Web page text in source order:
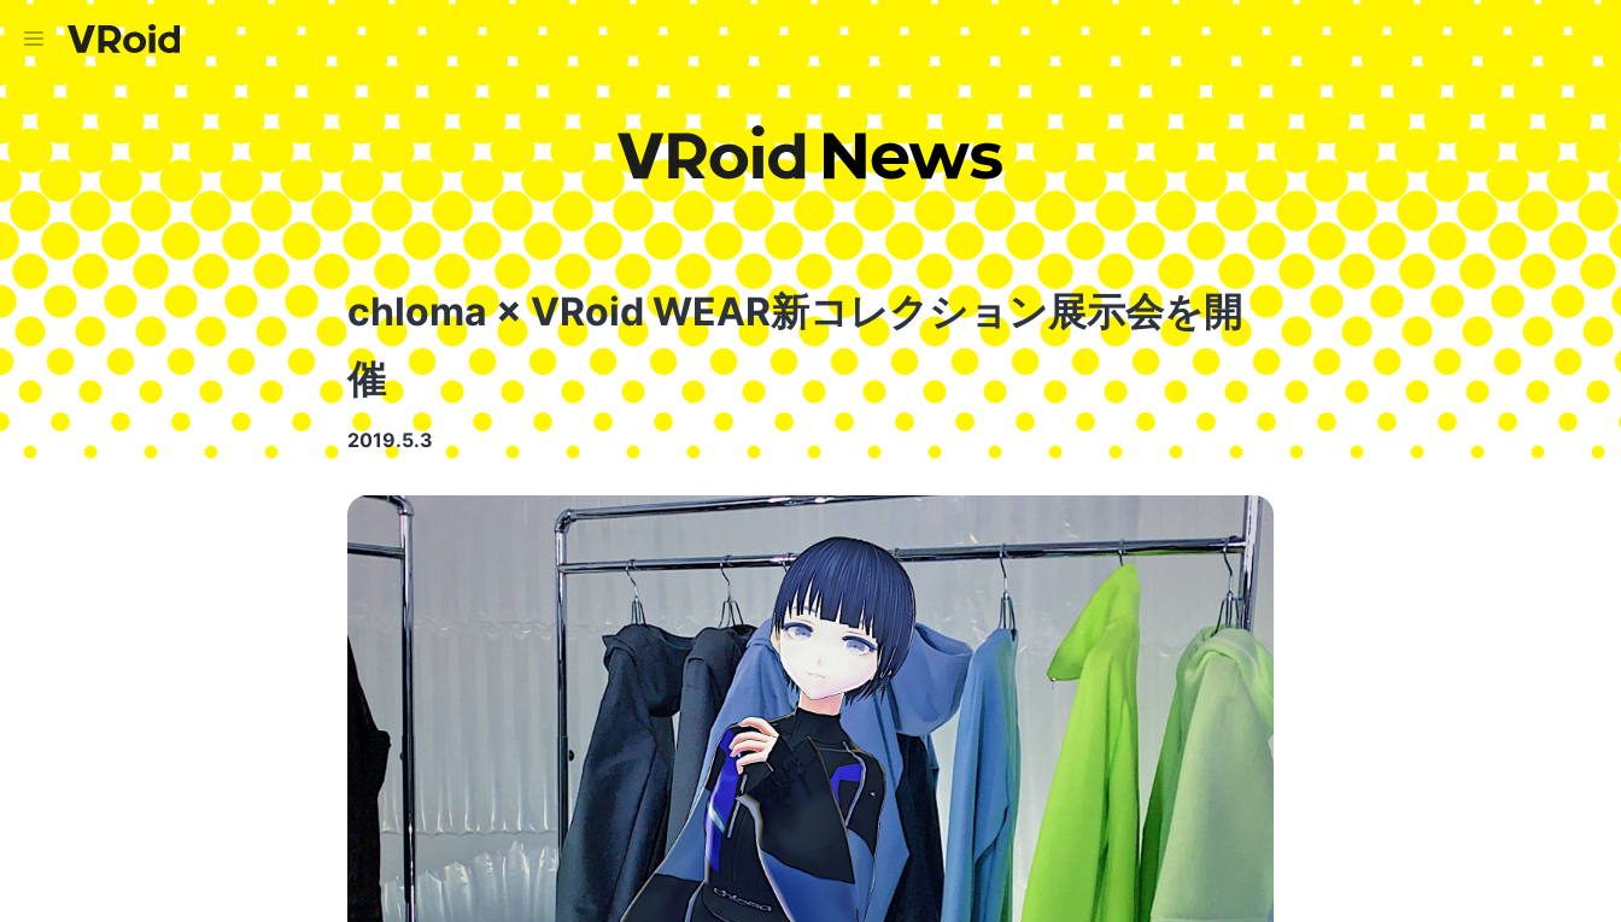
chloma × VRoid WEAR新コレクション展示会を開
催
2019.5.3